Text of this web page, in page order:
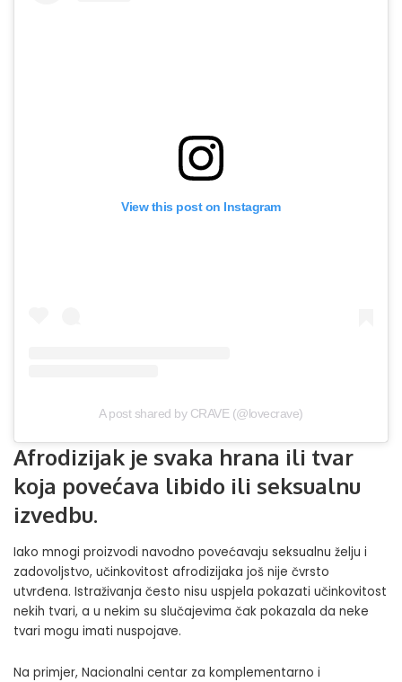
View this post on Instagram
A post shared by CRAVE (@lovecrave)
Afrodizijak je svaka hrana ili tvar
koja povećava libido ili seksualnu
izvedbu.
Iako mnogi proizvodi navodno povećavaju seksualnu želju i
zadovoljstvo, učinkovitost afrodizijaka još nije čvrsto
utvrđena. Istraživanja često nisu uspjela pokazati učinkovitost
nekih tvari, a u nekim su slučajevima čak pokazala da neke
tvari mogu imati nuspojave.
Na primjer, Nacionalni centar za komplementarno i